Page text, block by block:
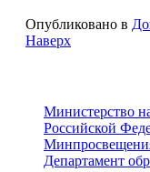
Опубликовано в
Наверх
Министерство
Российской
Департамент